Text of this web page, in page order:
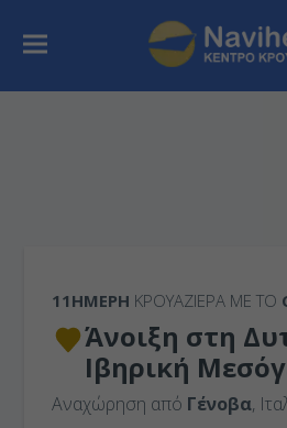
11ΉΜΕΡΗ ΚΡΟΥΑΖΙΕΡΑ ΜΕ ΤΟ
Άνοιξη στη
Ιβηρική
Αναχώρηση από Γένοβα,